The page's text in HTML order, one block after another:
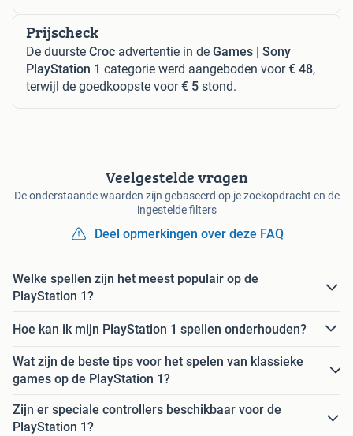
Prijscheck
De duurste Croc advertentie in de Games | Sony
PlayStation 1 categorie werd aangeboden voor€ 48,
terwijl de goedkoopste voor€ 5 stond.
Veelgestelde vragen
De onderstaande waarden zijn gebaseerd op je zoekopdracht en de
ingestelde filters
Deel opmerkingen over deze FAQ
Welke spellen zijn het meest populair op de
PlayStation 1?
Hoe kan ik mijn PlayStation 1 spellen onderhouden?
Wat zijn de beste tips voor het spelen van klassieke
games op de PlayStation 1?
Zijn er speciale controllers beschikbaar voor de
PlayStation 1?